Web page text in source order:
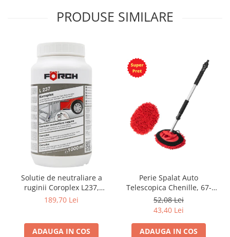
PRODUSE SIMILARE
Solutie de neutraliare a
ruginii Coroplex L237,
1000ml, convertor rugina,
189,70 Lei
ADAUGA IN COS
Perie Spalat Auto
Telescopica Chenille, 67-
100 cm
52,08 Lei
43,40 Lei
ADAUGA IN COS